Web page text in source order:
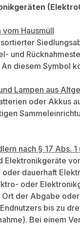
Hausmüll
und
diesem Symbol
Lampen aus
oder Akkus
nach § 17 Abs.
dauerhaft
oder
der Abgabe
bis zu
Bei einem